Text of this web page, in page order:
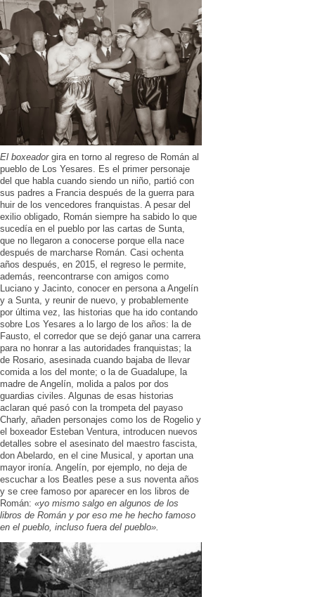
El boxeadorgira en torno al regreso de Román al
pueblo de Los Yesares. Es el primer personaje
del que habla cuando siendo un niño, partió con
sus padres a Francia después de la guerra para
huir de los vencedores franquistas. A pesar del
exilio obligado, Román siempre ha sabido lo que
sucedía en el pueblo por las cartas de Sunta,
que no llegaron a conocerse porque ella nace
después de marcharse Román. Casi ochenta
años después, en 2015, el regreso le permite,
además, reencontrarse con amigos como
Luciano y Jacinto, conocer en persona a Angelín
y a Sunta, y reunir de nuevo, y probablemente
por última vez, las historias que ha ido contando
sobre Los Yesares a lo largo de los años: la de
Fausto, el corredor que se dejó ganar una carrera
para no honrar a las autoridades franquistas; la
de Rosario, asesinada cuando bajaba de llevar
comida a los del monte; o la de Guadalupe, la
madre de Angelín, molida a palos por dos
guardias civiles. Algunas de esas historias
aclaran qué pasó con la trompeta del payaso
Charly, añaden personajes como los de Rogelio y
el boxeador Esteban Ventura, introducen nuevos
detalles sobre el asesinato del maestro fascista,
don Abelardo, en el cine Musical, y aportan una
mayor ironía. Angelín, por ejemplo, no deja de
escuchar a los Beatles pese a sus noventa años
y se cree famoso por aparecer en los libros de
Román: «yo mismo salgo en algunos de los
libros de Román y por eso me he hecho famoso
en el pueblo, incluso fuera del pueblo».